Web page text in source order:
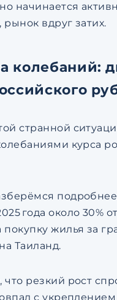
начинается
рынок вдруг затих.
колебаний:
странной
курса
года около 30%
покупку жилья за
Таиланд.
что резкий рост
с